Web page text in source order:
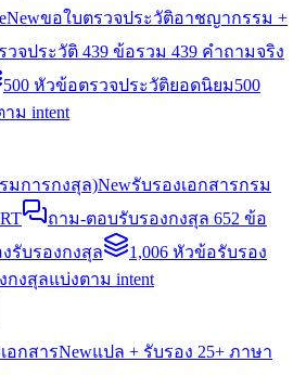
Newขอใบตรวจประวัติอาชญากรรม +
จประวัติ 439 ข้อรวม 439 คำถามจริง
500 หัวข้อตรวจประวัติยอดนิยม500
ม intent
มการกงสุล)Newรับรองเอกสารกรม
ถาม-ตอบรับรองกงสุล 652 ข้อ
รับรองกงสุล
1,006 หัวข้อรับรอง
กงสุลแบ่งตาม intent
อกสารNewแปล + รับรอง 25+ ภาษา